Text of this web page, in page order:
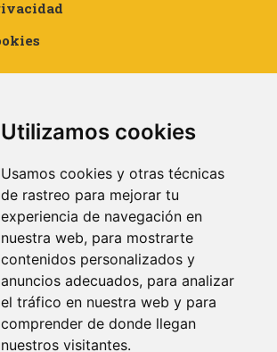
Utilizamos cookies
Usamos cookies y otras técnicas
de rastreo para mejorar tu
experiencia de navegación en
nuestra web, para mostrarte
contenidos personalizados y
anuncios adecuados, para analizar
el tráfico en nuestra web y para
comprender de donde llegan
nuestros visitantes.
DE ALMERÍA en:
Apego, Resiliencia y Terapia
aplicada a la población infanto-
NECESIDAD DE CONTROL
27, 2023